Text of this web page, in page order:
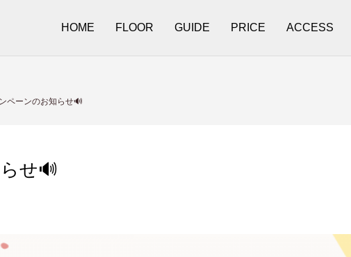
HOME FLOOR GUIDE PRICE ACCESS
ペーンのお知らせ🔊
せ🔊